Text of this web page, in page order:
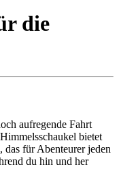
die
aufregende Fahrt
bietet
das für Abenteurer jeden
du hin und her